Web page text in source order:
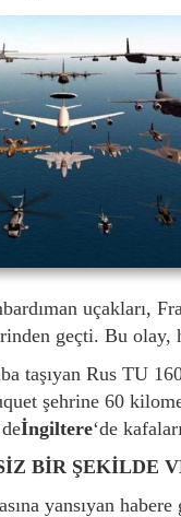
uçakları,
geçti. Bu olay,
taşıyan Rus TU
şehrine 60
İngiltere‘de
BİR ŞEKİLDE
yansıyan